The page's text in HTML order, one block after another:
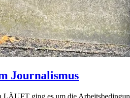
Journalismus
LÄUFT ging es um die